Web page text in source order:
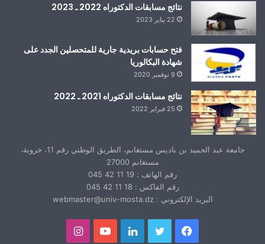
نتائج مسابقات الدكتوراه 2022 ـ 2023
22 يناير 2023
فتح حسابات بريدية جارية للمتحصلين الجدد على
شهادة البكالوريا
9 نوفمبر 2020
نتائج مسابقات الدكتوراه 2021 ـ 2022
25 فبراير 2022
جامعة عبد الحميد بن باديس مستغانم، الطريق الوطني رقم 11، خروبة،
مستغانم 27000
رقم الهاتف : 19 11 42 045
رقم الفاكس : 18 11 42 045
البريد الإلكتروني : webmaster@univ-mosta.dz
فيسبوك تويتر لينكدإنيوتيوبانستقرام